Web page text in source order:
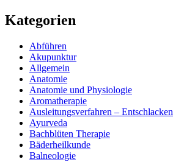
Kategorien
Abführen
Akupunktur
Allgemein
Anatomie
Anatomie und Physiologie
Aromatherapie
Ausleitungsverfahren – Entschlacken
Ayurveda
Bachblüten Therapie
Bäderheilkunde
Balneologie